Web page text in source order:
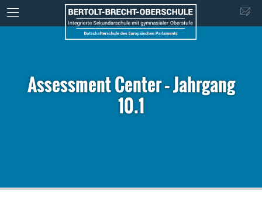
Assessment Center – Jahrgang
10.1